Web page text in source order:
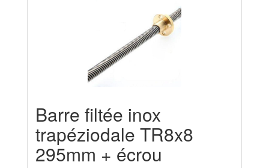
Barre filtée inox
trapéziodale TR8x8
295mm + écrou